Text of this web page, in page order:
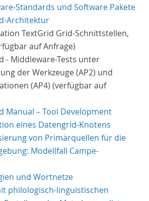
Standards und Software Pakete
Architektur
TextGrid Grid-Schnittstellen,
auf Anfrage)
- Middleware-Tests unter
der Werkzeuge (AP2) und
(AP4) (verfügbar auf
Manual – Tool Development
eines Datengrid-Knotens
von Primärquellen für die
Modellfall Campe-
und Wortnetze
philologisch-linguistischen